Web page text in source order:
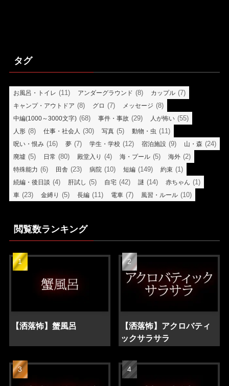
タグ
お風呂・トイレ (11) アンダーグラウンド (8) カップル (7)
キャンプ・アウトドア (8) グロ (7) メッセージ (8)
中編(1000～3000文字) (68) 事件・事故 (29) 人が怖い (55)
人形 (8) 仕事・社会人 (30) 写真 (5) 動物・虫 (11)
呪い・恨み (16) 夢 (7) 学生・学校 (12) 宿泊施設 (9) 山・森 (24)
廃墟 (5) 日常 (80) 殿堂入り (4) 海・プール (5) 海外 (2)
特殊能力 (6) 田舎 (23) 病院 (10) 短編 (149) 約束 (1)
続編・後日談 (4) 肝試し (5) 自宅 (42) 謎 (14) 赤ちゃん (1)
車 (23) 金縛り (5) 長編 (11) 電車 (7) 風習・ルール (10)
閲覧数ランキング
【洒落怖】蟹風呂
【洒落怖】アクロバティ
ックサラサラ